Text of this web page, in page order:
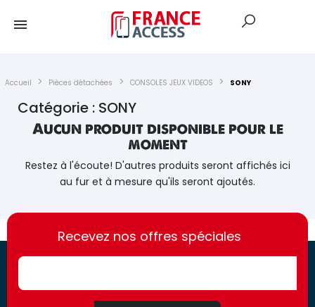
Accueil Pièces détachées CONSOLES JEUX VIDEOS SONY
Catégorie : SONY
Aucun produit disponible pour le
moment
Restez à l'écoute! D'autres produits seront affichés ici
au fur et à mesure qu'ils seront ajoutés.
https://france-
access.fr
https://france-
access.fr
Recevez nos offres spéciales